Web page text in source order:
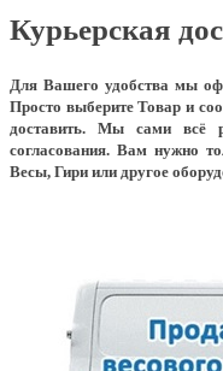
Курьерская
Для Вашего удобства мы
Просто выберите Товар и
доставить. Мы сами всё
согласования. Вам нужно
Весы, Гири или другое